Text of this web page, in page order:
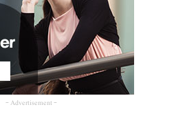
- Advertisement -